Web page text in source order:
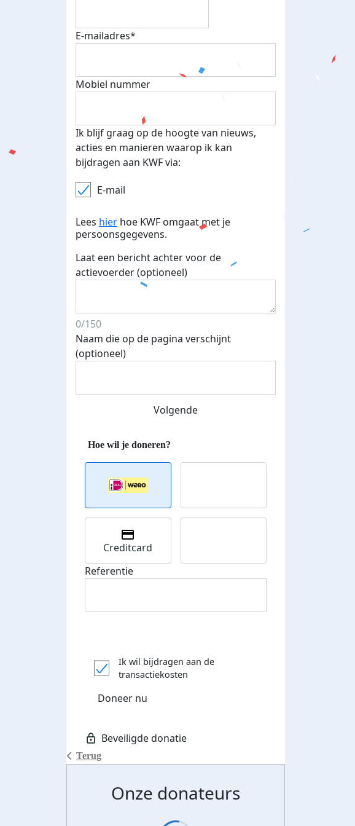
E-mailadres*
Mobiel nummer
Ik blijf graag op de hoogte van nieuws,
acties en manieren waarop ik kan
bijdragen aan KWF via:
E-mail
Lees hier hoe KWF omgaat met je
persoonsgegevens.
Laat een bericht achter voor de
actievoerder (optioneel)
0/150
Naam die op de pagina verschijnt
(optioneel)
Volgende
Terug
Creditcard
Referentie
Ik wil bijdragen aan de
transactiekosten
Doneer nu
Onze donateurs